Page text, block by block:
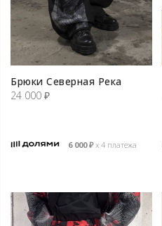
Брюки Северная Река
24 000 ₽
6 000₽х 4 платежа